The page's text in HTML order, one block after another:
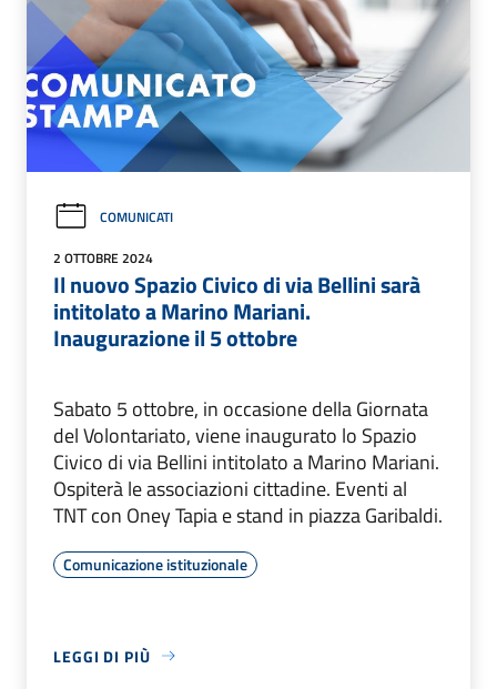
COMUNICATI
2 OTTOBRE 2024
Il nuovo Spazio Civico di via Bellini sarà
intitolato a Marino Mariani.
Inaugurazione il 5 ottobre
Sabato 5 ottobre, in occasione della Giornata
del Volontariato, viene inaugurato lo Spazio
Civico di via Bellini intitolato a Marino Mariani.
Ospiterà le associazioni cittadine. Eventi al
TNT con Oney Tapia e stand in piazza Garibaldi.
Comunicazione istituzionale
LEGGI DI PIÙ